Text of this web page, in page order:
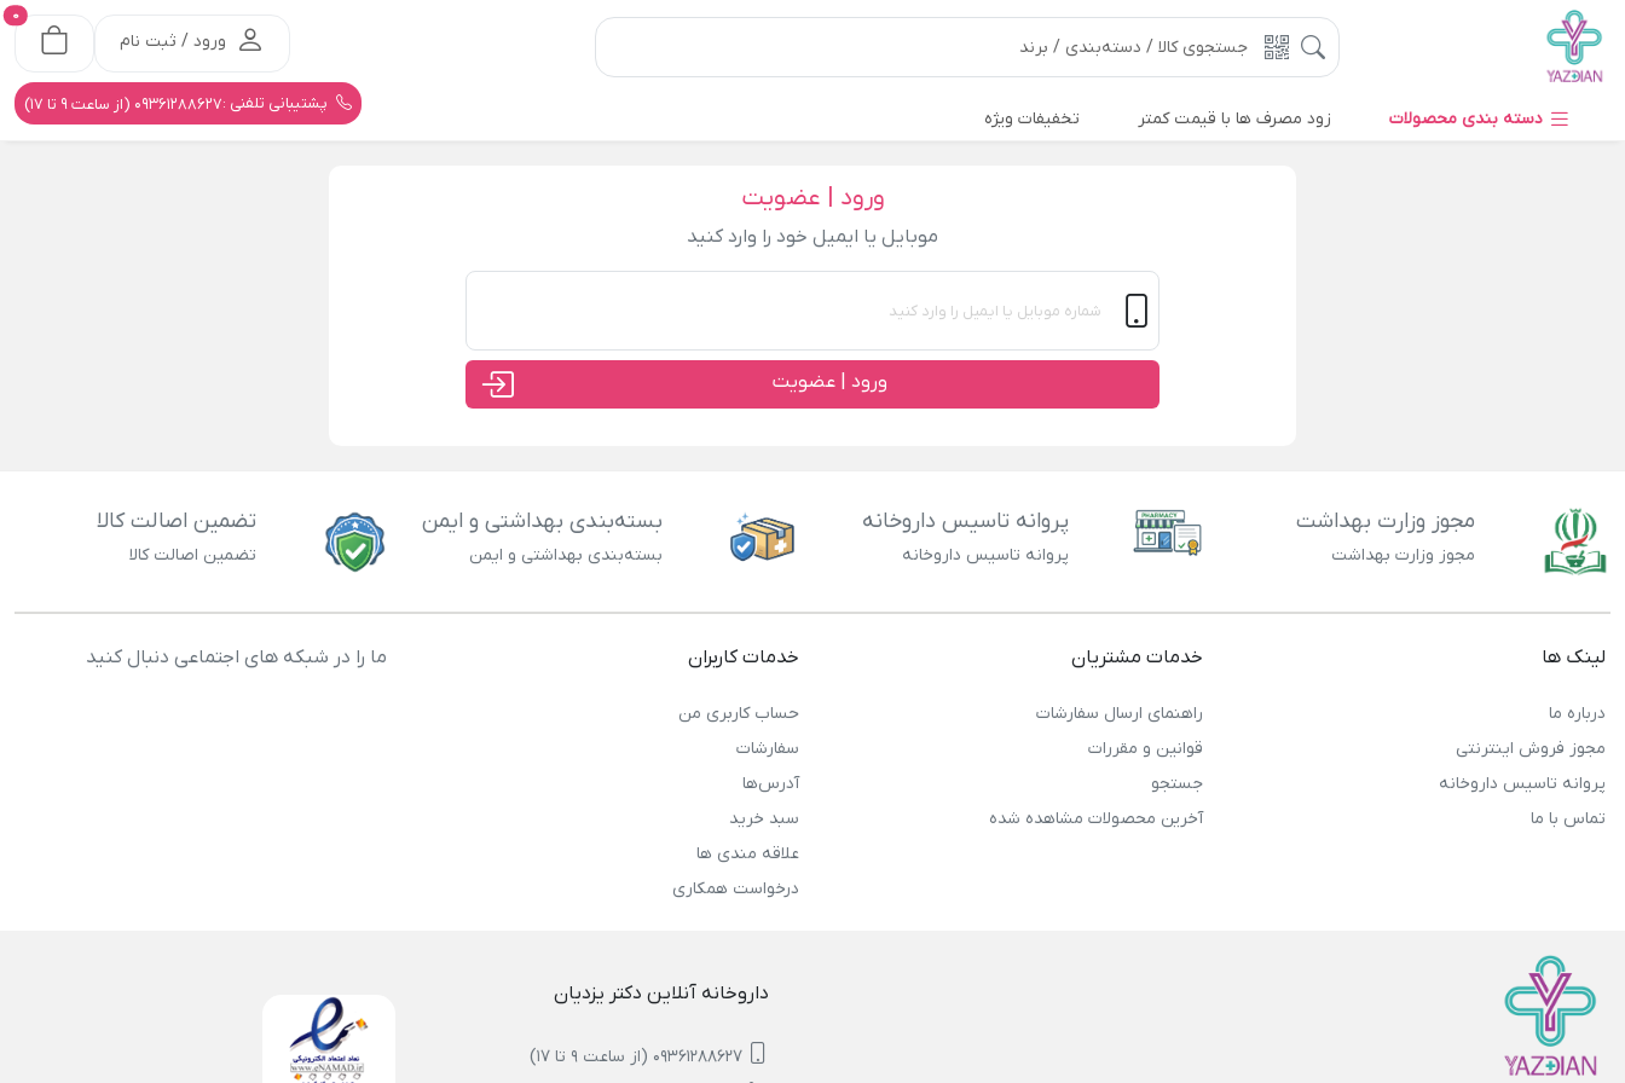
ورود / ثبت نام
0
پشتیبانی تلفنی :09361288627 (از ساعت 9 تا 17)
دسته بندی محصولات زود مصرف ها با قیمت کمتر تخفیفات ویژه
ورود | عضویت
موبایل یا ایمیل خود را وارد کنید
ورود | عضویت
مجوز وزارت بهداشت
مجوز وزارت بهداشت
پروانه تاسیس داروخانه
پروانه تاسیس داروخانه
بسته‌بندی بهداشتی و ایمن
بسته‌بندی بهداشتی و ایمن
تضمین اصالت کالا
تضمین اصالت کالا
لینک ها
درباره ما
مجوز فروش اینترنتی
پروانه تاسیس داروخانه
تماس با ما
خدمات مشتریان
راهنمای ارسال سفارشات
قوانین و مقررات
جستجو
آخرین محصولات مشاهده شده
خدمات کاربران
حساب کاربری من
سفارشات
آدرس‌ها
سبد خرید
علاقه مندی ها
درخواست همکاری
ما را در شبکه های اجتماعی دنبال کنید
داروخانه آنلاین دکتر یزدیان
09361288627 (از ساعت 9 تا 17)